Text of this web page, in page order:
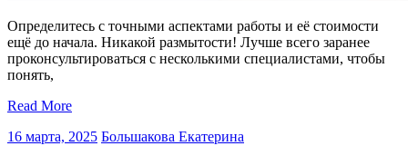
Определитесь с точными аспектами работы и её стоимости
ещё до начала. Никакой размытости! Лучше всего заранее
проконсультироваться с несколькими специалистами, чтобы
понять,
Read More
16 марта, 2025 Большакова Екатерина